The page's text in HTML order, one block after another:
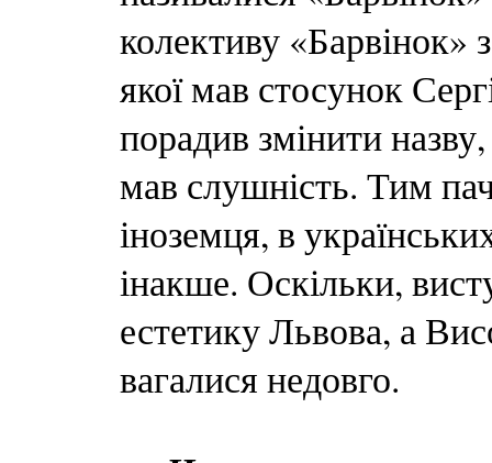
колективу «Барвінок»
якої мав стосунок
порадив змінити
мав слушність. Тим
іноземця, в
інакше. Оскільки,
естетику Львова, а
вагалися недовго.